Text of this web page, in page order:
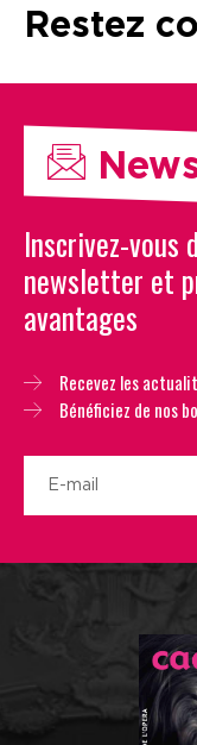
Restez
Inscrivez-vous
newsletter et
avantages
Recevez les
Bénéficiez de nos